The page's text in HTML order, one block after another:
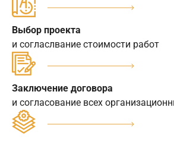
Выбор проекта
и согласлвание стоимости работ
Заключение договора
и согласование всех